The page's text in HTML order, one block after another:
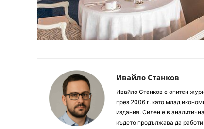
Ивайло Станков
Ивайло Станков е опитен
през 2006 г. като млад
издания. Силен е в
където продължава да